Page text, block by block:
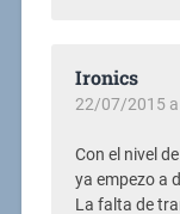
Ironics
22/07/2015 a
Con el nivel
ya empezo a
La falta de